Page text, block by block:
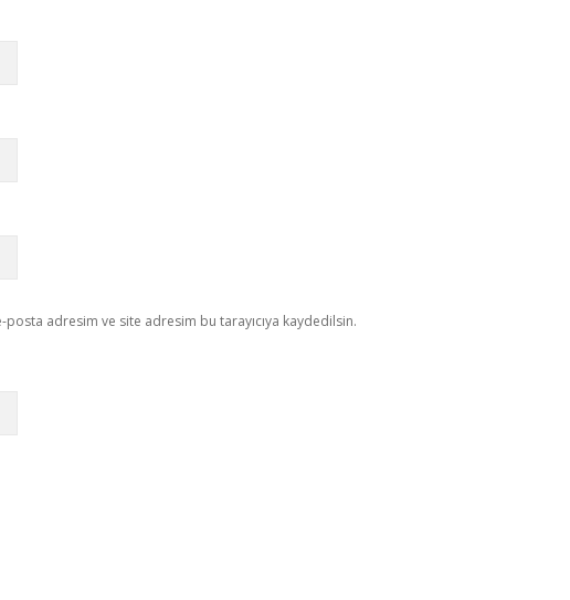
posta adresim ve site adresim bu tarayıcıya kaydedilsin.